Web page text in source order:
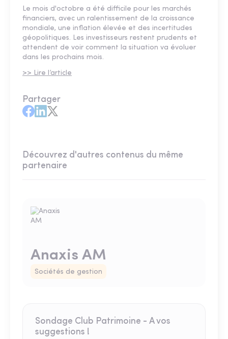
Le mois d'octobre a été difficile pour les marchés
financiers, avec un ralentissement de la croissance
mondiale, une inflation élevée et des incertitudes
géopolitiques. Les investisseurs restent prudents et
attendent de voir comment la situation va évoluer
dans les prochains mois.
>> Lire l’article
Partager
Découvrez d'autres contenus du même
partenaire
Anaxis AM
Sociétés de gestion
Sondage Club Patrimoine - A vos
suggestions !